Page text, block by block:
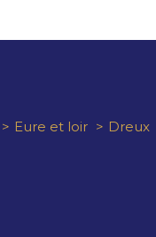
Eure et loir Dreux